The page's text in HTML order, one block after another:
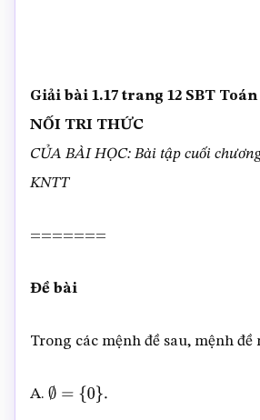
Giải bài 1.17 trang 12 SBT
NỐI TRI THỨC
CỦA BÀI HỌC: Bài tập cuối
KNTT
=======
Đề bài
Trong các mệnh đề sau, mệnh đề
A. ∅ ={ 0}.